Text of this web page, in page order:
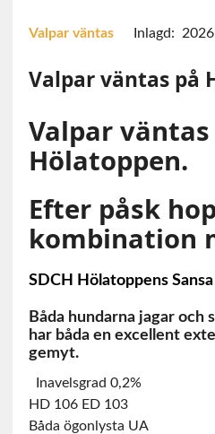
Valpar väntas Inlagd:
Valpar väntas på
Valpar väntas
Hölatoppen.
Efter påsk
kombination
SDCH Hölatoppens
Båda hundarna jagar och
har båda en excellent
gemyt.
Inavelsgrad 0,2%
HD 106 ED 103
Båda ögonlysta UA